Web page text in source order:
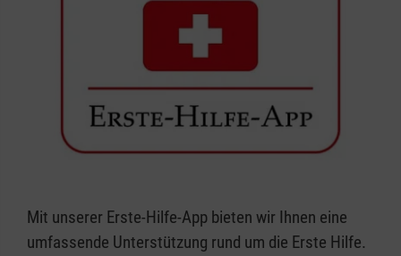
Mit unserer Erste-Hilfe-App bieten wir Ihnen eine
umfassende Unterstützung rund um die Erste Hilfe.